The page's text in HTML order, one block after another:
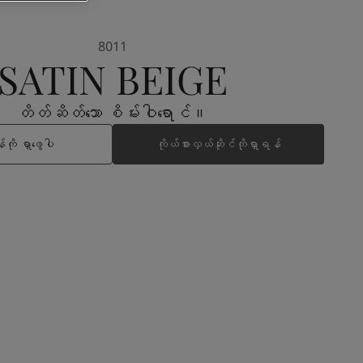
SATIN BEIGE
8011
တိတ်ဆိတ်သော စိမ်းဝါရောင်။
ရှာဖွေပါ ကိုယ်စားလှယ်ဆိုင်ကိုရှာရန်